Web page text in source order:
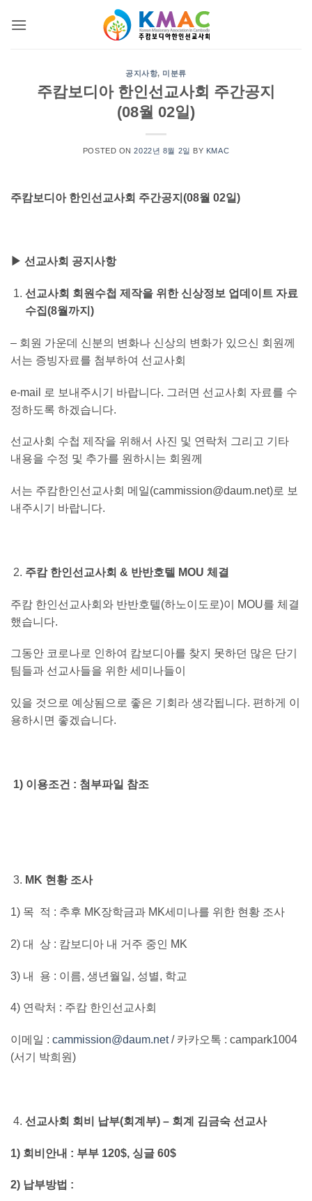
공지사항, 미분류
주캄보디아 한인선교사회 주간공지
(08월 02일)
POSTED ON2022년 8월 2일 BY KMAC
주캄보디아 한인선교사회 주간공지(08월 02일)
▶ 선교사회 공지사항
선교사회 회원수첩 제작을 위한 신상정보 업데이트 자료
수집(8월까지)
– 회원 가운데 신분의 변화나 신상의 변화가 있으신 회원께
서는 증빙자료를 첨부하여 선교사회
e-mail 로 보내주시기 바랍니다. 그러면 선교사회 자료를 수
정하도록 하겠습니다.
선교사회 수첩 제작을 위해서 사진 및 연락처 그리고 기타
내용을 수정 및 추가를 원하시는 회원께
서는 주캄한인선교사회 메일(cammission@daum.net)로 보
내주시기 바랍니다.
주캄 한인선교사회 & 반반호텔 MOU 체결
주캄 한인선교사회와 반반호텔(하노이도로)이 MOU를 체결
했습니다.
그동안 코로나로 인하여 캄보디아를 찾지 못하던 많은 단기
팀들과 선교사들을 위한 세미나들이
있을 것으로 예상됨으로 좋은 기회라 생각됩니다. 편하게 이
용하시면 좋겠습니다.
1) 이용조건 : 첨부파일 참조
MK 현황 조사
1) 목 적 : 추후 MK장학금과 MK세미나를 위한 현황 조사
2) 대 상 : 캄보디아 내 거주 중인 MK
3) 내 용 : 이름, 생년월일, 성별, 학교
4) 연락처 : 주캄 한인선교사회
이메일 : cammission@daum.net/ 카카오톡 : campark1004
(서기 박희원)
선교사회 회비 납부(회계부) – 회계 김금숙 선교사
1) 회비안내 : 부부 120$, 싱글 60$
2) 납부방법 :